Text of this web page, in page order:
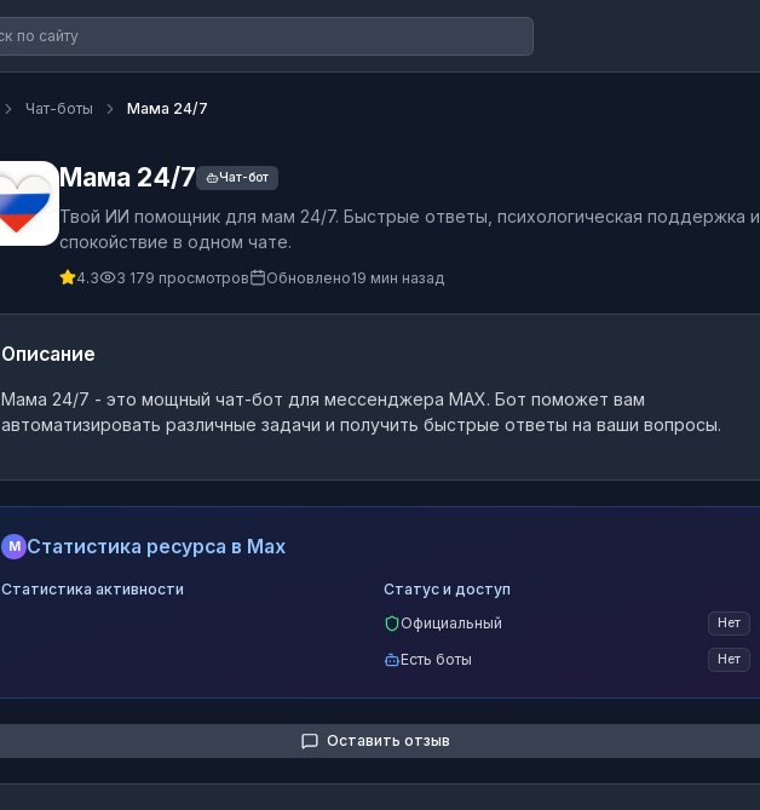
Чат-боты Мама 24/7
Мама 24/7 Чат-бот
Твой ИИ помощник для мам 24/7. Быстрые ответы, психологическая поддержка и
спокойствие в одном чате.
4.3 3 179 просмотров Обновлено19 мин назад
Описание
Мама 24/7 - это мощный чат-бот для мессенджера MAX. Бот поможет вам
автоматизировать различные задачи и получить быстрые ответы на ваши вопросы.
M Статистика ресурса в Max
Статистика активности
Статус и доступ
Официальный
Нет
Есть боты Нет
Оставить отзыв